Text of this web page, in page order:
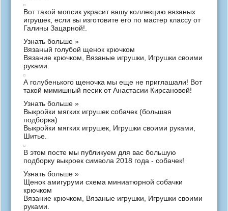
Вот такой мопсик украсит вашу коллекцию вязаных
игрушек, если вы изготовите его по мастер классу от
Галины Зацарной!.
Узнать больше »
Вязаный голубой щенок крючком
Вязание крючком
Вязаные игрушки
Игрушки своими
руками
А голубенького щеночка мы еще не приглашали! Вот
такой мимишный песик от Анастасии Кирсановой!
Узнать больше »
Выкройки мягких игрушек собачек (большая
подборка)
Выкройки мягких игрушек Игрушки своими руками
Шитье
В этом посте мы публикуем для вас большую
подборку выкроек символа 2018 года - собачек!
Узнать больше »
Щенок амигуруми схема миниатюрной собачки
крючком
Вязание крючком
Вязаные игрушки
Игрушки своими
руками